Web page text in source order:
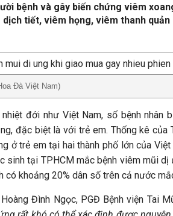
bệnh và gây biến chứng viêm
dịch tiết, viêm họng, viêm thanh
Đà Việt Nam)
nhiệt đới như Việt Nam, số bệnh nhân
đặc biệt là với trẻ em. Thống kê của
ở trẻ em tại hai thành phố lớn của
sinh tại TPHCM mắc bệnh viêm mũi dị
có khoảng 20% dân số trên cả nước
Đình Ngọc, PGĐ Bệnh viện Tai